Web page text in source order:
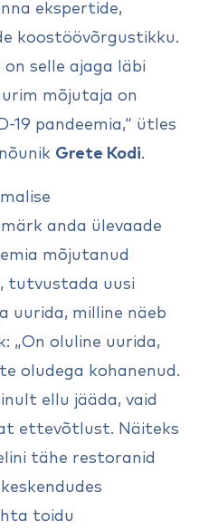
ekspertide,
koostöövõrgustikku.
selle ajaga läbi
mõjutaja on
19 pandeemia,“ ütles
Grete Kodi.
anda ülevaade
mõjutanud
tutvustada uusi
uurida, milline näeb
„On oluline uurida,
oludega kohanenud.
ellu jääda, vaid
ettevõtlust. Näiteks
tähe restoranid
toidu